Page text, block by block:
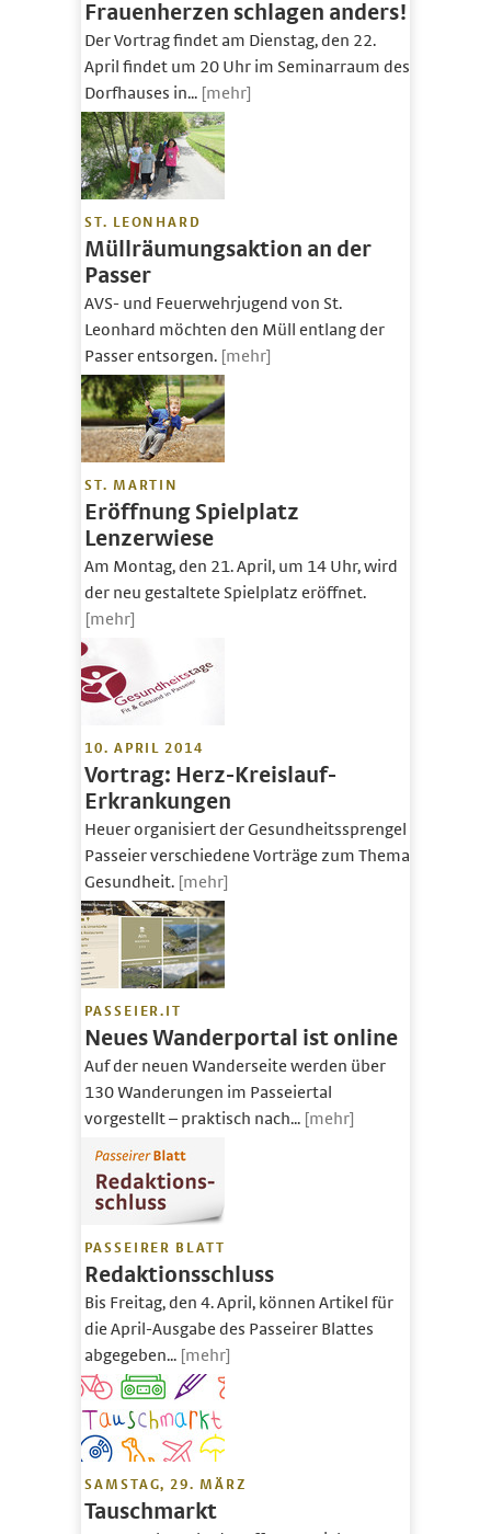
Frauenherzen schlagen anders!
Der Vortrag findet am Dienstag, den 22.
April findet um 20 Uhr im Seminarraum des
Dorfhauses in... [mehr]
ST. LEONHARD
Müllräumungsaktion an der
Passer
AVS- und Feuerwehrjugend von St.
Leonhard möchten den Müll entlang der
Passer entsorgen. [mehr]
ST. MARTIN
Eröffnung Spielplatz
Lenzerwiese
Am Montag, den 21. April, um 14 Uhr, wird
der neu gestaltete Spielplatz eröffnet.
[mehr]
10. APRIL 2014
Vortrag: Herz-Kreislauf-
Erkrankungen
Heuer organisiert der Gesundheitssprengel
Passeier verschiedene Vorträge zum Thema
Gesundheit. [mehr]
PASSEIER.IT
Neues Wanderportal ist online
Auf der neuen Wanderseite werden über
130 Wanderungen im Passeiertal
vorgestellt – praktisch nach... [mehr]
PASSEIRER BLATT
Redaktionsschluss
Bis Freitag, den 4. April, können Artikel für
die April-Ausgabe des Passeirer Blattes
abgegeben... [mehr]
SAMSTAG, 29. MÄRZ
Tauschmarkt